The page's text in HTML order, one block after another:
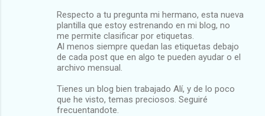
Respecto a tu pregunta mi hermano, esta nueva
plantilla que estoy estrenando en mi blog, no
me permite clasificar por etiquetas.
Al menos siempre quedan las etiquetas debajo
de cada post que en algo te pueden ayudar o el
archivo mensual.
Tienes un blog bien trabajado Alí, y de lo poco
que he visto, temas preciosos. Seguiré
frecuentandote.